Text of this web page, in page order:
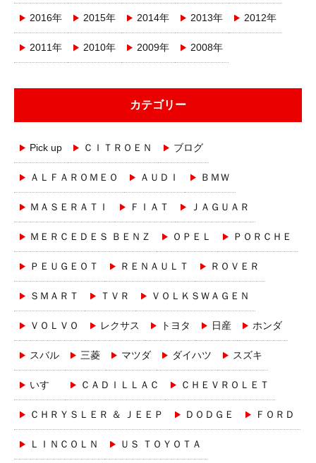
2016年 2015年 2014年 2013年 2012年
2011年 2010年 2009年 2008年
カテゴリー
Pick up ＣＩＴＲＯＥＮ ブログ
ＡＬＦＡＲＯＭＥＯ ＡＵＤＩ ＢＭＷ
ＭＡＳＥＲＡＴＩ ＦＩＡＴ ＪＡＧＵＡＲ
ＭＥＲＣＥＤＥＳ ＢＥＮＺ ＯＰＥＬ ＰＯＲＣＨＥ
ＰＥＵＧＥＯＴ ＲＥＮＡＵＬＴ ＲＯＶＥＲ
ＳＭＡＲＴ ＴＶＲ ＶＯＬＫＳＷＡＧＥＮ
ＶＯＬＶＯ レクサス トヨタ 日産 ホンダ
スバル 三菱 マツダ ダイハツ スズキ
いすゞ ＣＡＤＩＬＬＡＣ ＣＨＥＶＲＯＬＥＴ
ＣＨＲＹＳＬＥＲ ＆ ＪＥＥＰ ＤＯＤＧＥ ＦＯＲＤ
ＬＩＮＣＯＬＮ ＵＳ ＴＯＹＯＴＡ